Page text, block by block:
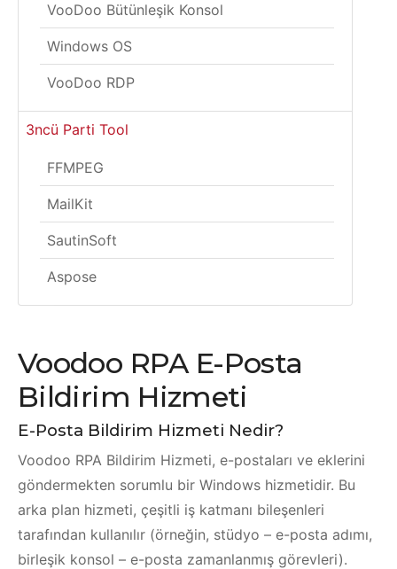
VooDoo Bütünleşik Konsol
Windows OS
VooDoo RDP
3ncü Parti Tool
FFMPEG
MailKit
SautinSoft
Aspose
Voodoo RPA E-Posta
Bildirim Hizmeti
E-Posta Bildirim Hizmeti Nedir?
Voodoo RPA Bildirim Hizmeti, e-postaları ve eklerini
göndermekten sorumlu bir Windows hizmetidir. Bu
arka plan hizmeti, çeşitli iş katmanı bileşenleri
tarafından kullanılır (örneğin, stüdyo – e-posta adımı,
birleşik konsol – e-posta zamanlanmış görevleri).